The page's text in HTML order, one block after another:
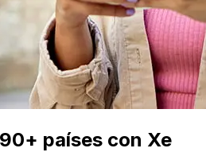
países con Xe